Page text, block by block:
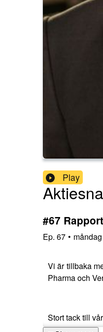
Play
#67
Ep. 67 •
Vi är tillbaka
Pharma och
Stort tack till